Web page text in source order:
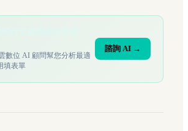
數位 AI 顧問幫您分析最適
填表單
諮詢 AI →